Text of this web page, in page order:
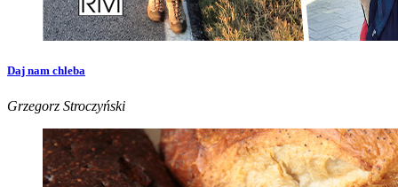
Daj nam chleba
Grzegorz Stroczyński